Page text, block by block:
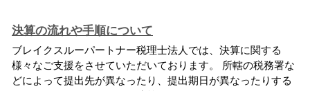
決算の流れや手順について
ブレイクスルーパートナー税理士法人では、決算に関する
様々なご支援をさせていただいております。 所轄の税務署な
どによって提出先が異なったり、提出期日が異なったりする